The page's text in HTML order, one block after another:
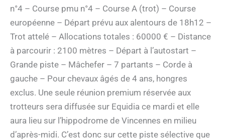
n°4 – Course pmu n°4 – Course A (trot) – Course
européenne – Départ prévu aux alentours de 18h12 –
Trot attelé – Allocations totales : 60000 € – Distance
à parcourir : 2100 mètres – Départ à l’autostart –
Grande piste – Mâchefer – 7 partants – Corde à
gauche – Pour chevaux âgés de 4 ans, hongres
exclus. Une seule réunion premium réservée aux
trotteurs sera diffusée sur Equidia ce mardi et elle
aura lieu sur l’hippodrome de Vincennes en milieu
d’après-midi. C’est donc sur cette piste sélective que